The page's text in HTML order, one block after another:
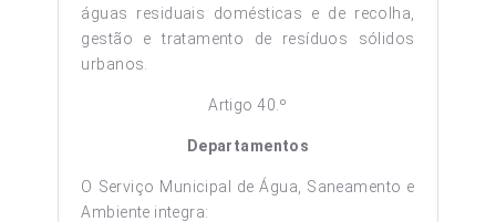
águas residuais domésticas e de recolha,
gestão e tratamento de resíduos sólidos
urbanos.
Artigo 40.º
Departamentos
O Serviço Municipal de Água, Saneamento e
Ambiente integra: